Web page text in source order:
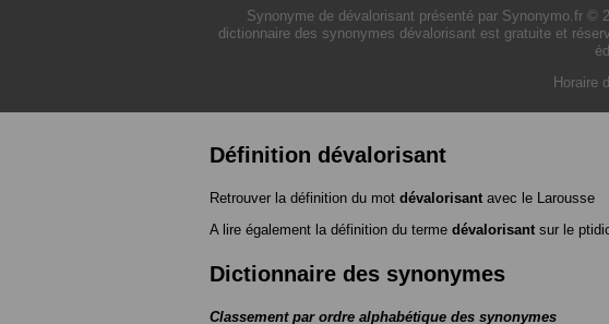
Synonyme de dévalorisant présenté par Synonymo.fr ©
dictionnaire des synonymes dévalorisant est gratuite et
Horaire
Définition dévalorisant
Retrouver la définition du mot dévalorisant avec le Larousse
A lire également la définition du terme dévalorisant sur le
Dictionnaire des synonymes
Classement par ordre alphabétique des synonymes